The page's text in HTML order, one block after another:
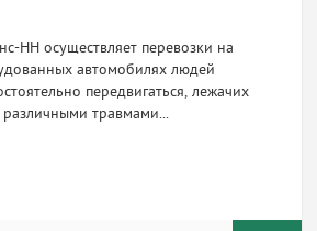
НН осуществляет перевозки на
автомобилях людей
передвигаться, лежачих
травмами...